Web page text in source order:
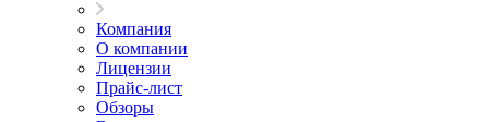
Компания
О компании
Лицензии
Прайс-лист
Обзоры